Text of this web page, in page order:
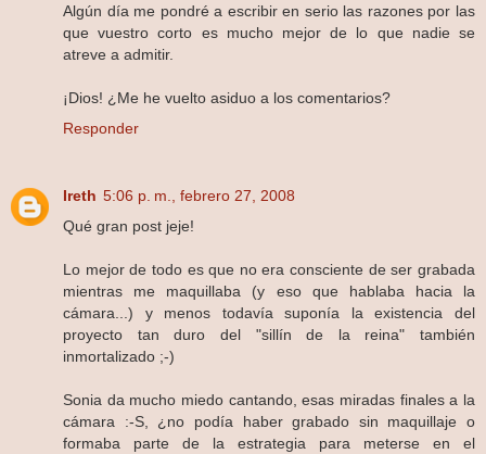
Algún día me pondré a escribir en serio las razones por las
que vuestro corto es mucho mejor de lo que nadie se
atreve a admitir.
¡Dios! ¿Me he vuelto asiduo a los comentarios?
Responder
Ireth 5:06 p. m., febrero 27, 2008
Qué gran post jeje!
Lo mejor de todo es que no era consciente de ser grabada
mientras me maquillaba (y eso que hablaba hacia la
cámara...) y menos todavía suponía la existencia del
proyecto tan duro del "sillín de la reina" también
inmortalizado ;-)
Sonia da mucho miedo cantando, esas miradas finales a la
cámara :-S, ¿no podía haber grabado sin maquillaje o
formaba parte de la estrategia para meterse en el